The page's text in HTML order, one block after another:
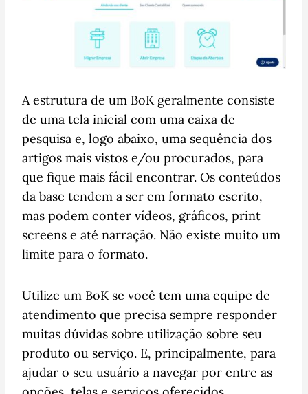
A estrutura de um BoK geralmente consiste
de uma tela inicial com uma caixa de
pesquisa e, logo abaixo, uma sequência dos
artigos mais vistos e/ou procurados, para
que fique mais fácil encontrar. Os conteúdos
da base tendem a ser em formato escrito,
mas podem conter vídeos, gráficos, print
screens e até narração. Não existe muito um
limite para o formato.
Utilize um BoK se você tem uma equipe de
atendimento que precisa sempre responder
muitas dúvidas sobre utilização sobre seu
produto ou serviço. E, principalmente, para
ajudar o seu usuário a navegar por entre as